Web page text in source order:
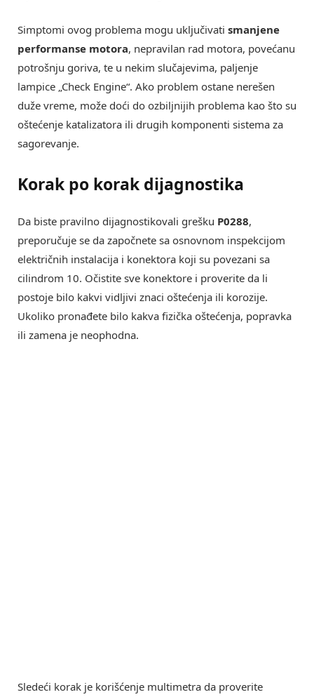
Simptomi ovog problema mogu uključivati smanjene
performanse motora, nepravilan rad motora, povećanu
potrošnju goriva, te u nekim slučajevima, paljenje
lampice „Check Engine“. Ako problem ostane nerešen
duže vreme, može doći do ozbiljnijih problema kao što su
oštećenje katalizatora ili drugih komponenti sistema za
sagorevanje.
Korak po korak dijagnostika
Da biste pravilno dijagnostikovali grešku P0288,
preporučuje se da započnete sa osnovnom inspekcijom
električnih instalacija i konektora koji su povezani sa
cilindrom 10. Očistite sve konektore i proverite da li
postoje bilo kakvi vidljivi znaci oštećenja ili korozije.
Ukoliko pronađete bilo kakva fizička oštećenja, popravka
ili zamena je neophodna.
Sledeći korak je korišćenje multimetra da proverite